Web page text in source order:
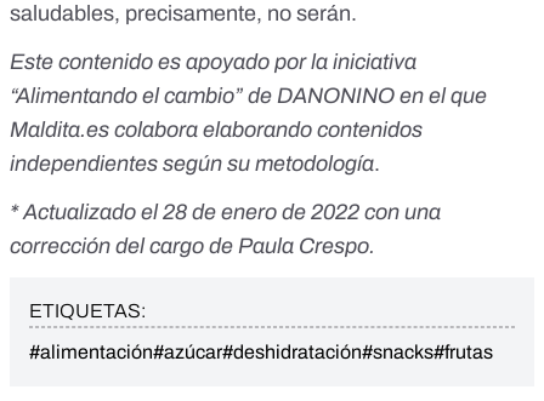
saludables, precisamente, no serán.
Este contenido es apoyado por la iniciativa
“Alimentando el cambio” de DANONINO en el que
Maldita.es colabora elaborando contenidos
independientes según su metodología.
* Actualizado el 28 de enero de 2022 con una
corrección del cargo de Paula Crespo.
ETIQUETAS:
#alimentación#azúcar#deshidratación#snacks#frutas